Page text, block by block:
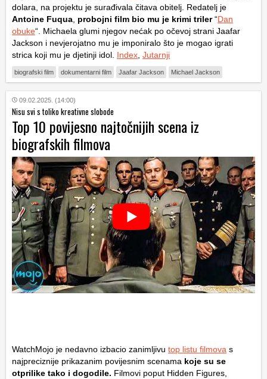
dolara, na projektu je surađivala čitava obitelj. Redatelj je
Antoine Fuqua probojni film bio mu je krimi triler“Dan
obuke“. Michaela glumi njegov nećak po očevoj strani Jaafar
Jackson i nevjerojatno mu je imponiralo što je mogao igrati
strica koji mu je djetinji idol. Index Jutarnji
biografski film dokumentarni film Jaafar Jackson Michael Jackson
09.02.2025. (14:00)
Nisu svi s toliko kreativne slobode
Top 10 povijesno najtočnijih scena iz
biografskih filmova
WatchMojo je nedavno izbacio zanimljivu top listu filmova s
najpreciznije prikazanim povijesnim scenama koje su se
otprilike tako i dogodile. Filmovi poput Hidden Figures,